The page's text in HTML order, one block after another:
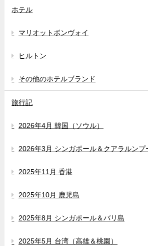
ホテル
マリオットボンヴォイ
ヒルトン
その他のホテルブランド
旅行記
2026年4月 韓国（ソウル）
2026年3月 シンガポール＆クアラルンプ
2025年11月 香港
2025年10月 鹿児島
2025年8月 シンガポール＆バリ島
2025年5月 台湾（高雄＆桃園）